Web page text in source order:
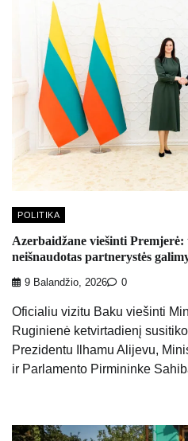
POLITIKA
Azerbaidžane viešinti
neišnaudotas partnerystės
9 Balandžio, 2026 0
Oficialiu vizitu Baku viešinti
Ruginienė ketvirtadienį
Prezidentu Ilhamu Alijevu,
ir Parlamento Pirmininke